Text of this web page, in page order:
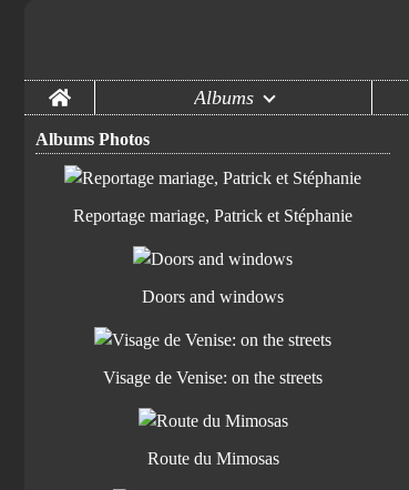
Home Albums
Albums Photos
Reportage mariage, Patrick et Stéphanie
Doors and windows
Visage de Venise: on the streets
Route du Mimosas